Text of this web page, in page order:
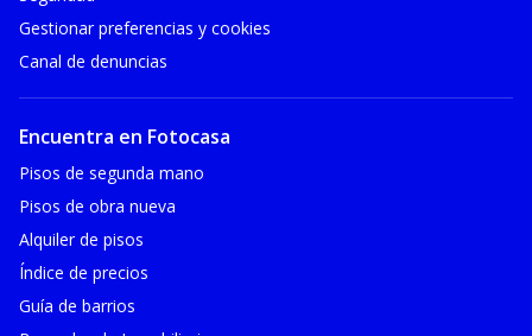
Gestionar preferencias y cookies
Canal de denuncias
Encuentra en Fotocasa
Pisos de segunda mano
Pisos de obra nueva
Alquiler de pisos
Índice de precios
Guía de barrios